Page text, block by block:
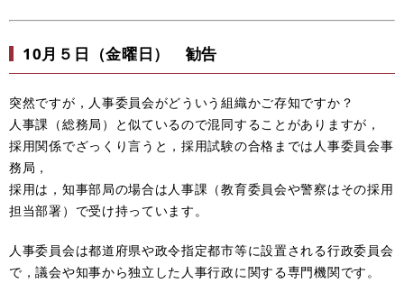
10月５日（金曜日） 勧告
突然ですが，人事委員会がどういう組織かご存知ですか？
人事課（総務局）と似ているので混同することがありますが，
採用関係でざっくり言うと，採用試験の合格までは人事委員会事
務局，
採用は，知事部局の場合は人事課（教育委員会や警察はその採用
担当部署）で受け持っています。
人事委員会は都道府県や政令指定都市等に設置される行政委員会
で，議会や知事から独立した人事行政に関する専門機関です。